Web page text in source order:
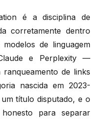
é a disciplina de
corretamente dentro
de linguagem
e Perplexity —
ranqueamento de links
nascida em 2023-
título disputado, e o
para separar